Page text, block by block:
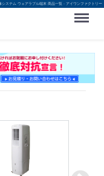
システム ウェアラブル端末 商品一覧 - アイワンファクトリー
Menu